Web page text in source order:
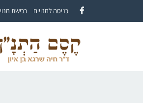
Facebook
כניסה למנויים רכישת מנוי